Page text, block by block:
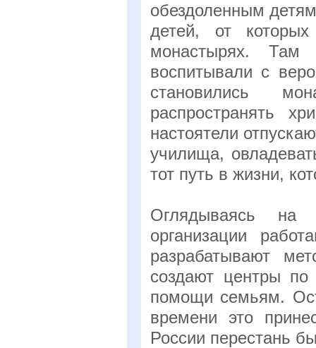
обездоленным
детей, от
монастырях.
воспитывали с
становились
распространять
настоятели
училища,
тот путь в жизни,
Оглядываясь на
организации
разрабатывают
создают центры по
помощи семьям.
времени это
России перестань